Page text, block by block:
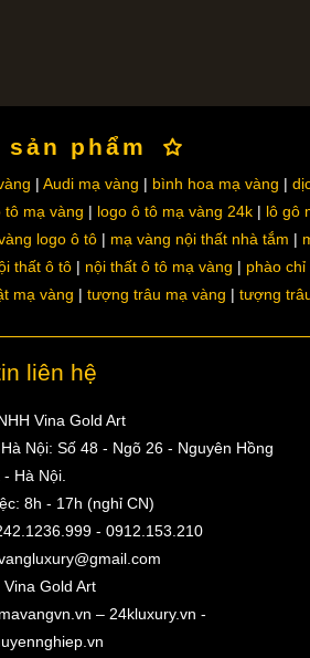
phẩm
Audi mạ vàng bình hoa mạ vàng
tô mạ vàng logo ô tô mạ vàng 24k
lô gô
logo ô tô mạ vàng nội thất nhà tắm
thất ô tô nội thất ô tô mạ vàng
phào chỉ
mạ vàng tượng trâu mạ vàng tượng
liên hệ
Vina Gold Art
Nội: Số 48 - Ngõ 26 - Nguyên Hồng
Hà Nội.
8h - 17h (nghỉ CN)
- 0912.153.210
Gold Art
– 24kluxury.vn -